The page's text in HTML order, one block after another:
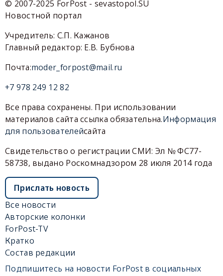
© 2007-2025 ForPost - sevastopol.SU
Новостной портал
Учредитель: С.П. Кажанов
Главный редактор: Е.В. Бубнова
Почта:moder_forpost@mail.ru
+7 978 249 12 82
Все права сохранены. При использовании
материалов сайта ссылка обязательна.Информация
для пользователейсайта
Свидетельство о регистрации СМИ: Эл № ФС77-
58738, выдано Роскомнадзором 28 июля 2014 года
Прислать новость
Все новости
Авторские колонки
ForPost-TV
Кратко
Состав редакции
Подпишитесь на новости ForPost в социальных